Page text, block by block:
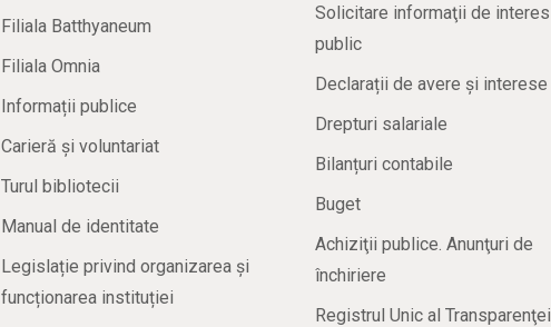
Filiala Batthyaneum
Filiala Omnia
Informații publice
Carieră și voluntariat
Turul bibliotecii
Manual de identitate
Legislație privind organizarea și
funcționarea instituției
Solicitare informaţii de interes
public
Declarații de avere și interese
Drepturi salariale
Bilanțuri contabile
Buget
Achiziţii publice. Anunţuri de
închiriere
Registrul Unic al Transparenţei